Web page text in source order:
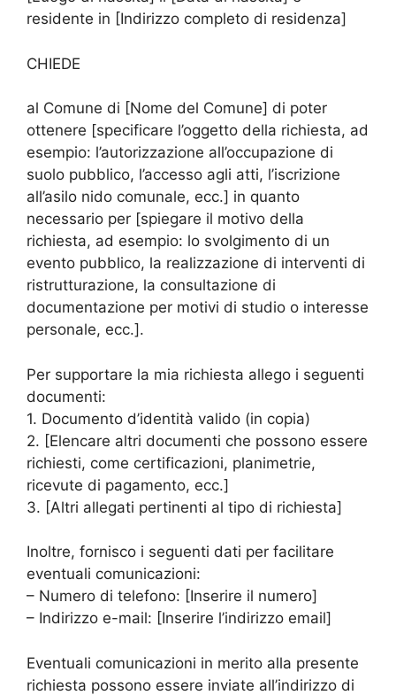
residente in [Indirizzo completo di residenza]
CHIEDE
al Comune di [Nome del Comune] di poter
ottenere [specificare l’oggetto della richiesta, ad
esempio: l’autorizzazione all’occupazione di
suolo pubblico, l’accesso agli atti, l’iscrizione
all’asilo nido comunale, ecc.] in quanto
necessario per [spiegare il motivo della
richiesta, ad esempio: lo svolgimento di un
evento pubblico, la realizzazione di interventi di
ristrutturazione, la consultazione di
documentazione per motivi di studio o interesse
personale, ecc.].
Per supportare la mia richiesta allego i seguenti
documenti:
1. Documento d’identità valido (in copia)
2. [Elencare altri documenti che possono essere
richiesti, come certificazioni, planimetrie,
ricevute di pagamento, ecc.]
3. [Altri allegati pertinenti al tipo di richiesta]
Inoltre, fornisco i seguenti dati per facilitare
eventuali comunicazioni:
– Numero di telefono: [Inserire il numero]
– Indirizzo e-mail: [Inserire l’indirizzo email]
Eventuali comunicazioni in merito alla presente
richiesta possono essere inviate all’indirizzo di